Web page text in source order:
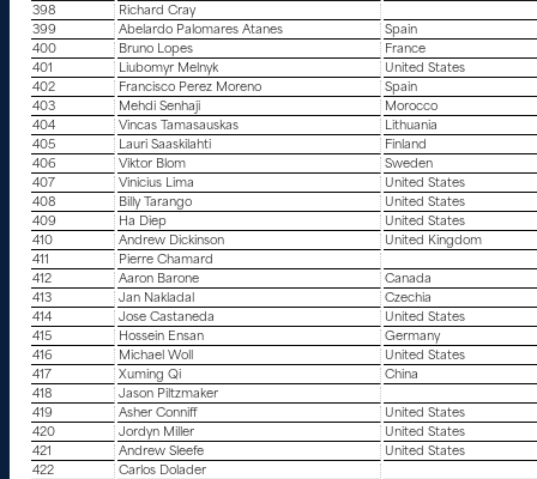
398
Richard Cray
399
Abelardo Palomares Atanes
Spain
400
Bruno Lopes
France
401
Liubomyr Melnyk
United States
402
Francisco Perez Moreno
Spain
403
Mehdi Senhaji
Morocco
404
Vincas Tamasauskas
Lithuania
405
Lauri Saaskilahti
Finland
406
Viktor Blom
Sweden
407
Vinicius Lima
United States
408
Billy Tarango
United States
409
Ha Diep
United States
410
Andrew Dickinson
United Kingdom
411
Pierre Chamard
412
Aaron Barone
Canada
413
Jan Nakladal
Czechia
414
Jose Castaneda
United States
415
Hossein Ensan
Germany
416
Michael Woll
United States
417
Xuming Qi
China
418
Jason Piltzmaker
419
Asher Conniff
United States
420
Jordyn Miller
United States
421
Andrew Sleefe
United States
422
Carlos Dolader